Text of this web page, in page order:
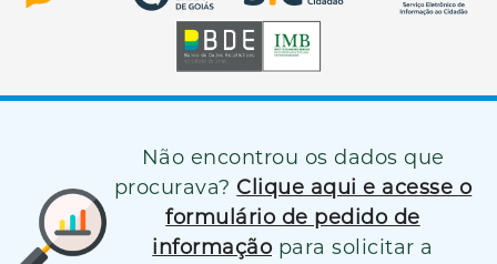
Não encontrou os dados que
procurava? Clique aqui e acesse o
formulário de pedido de
informação para solicitar a